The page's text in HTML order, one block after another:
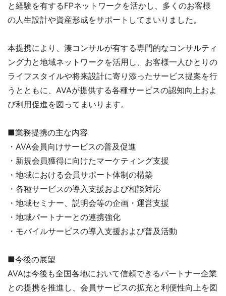
と経験を有するFPネットワークを活かし、多くのお客様
の人生設計や資産形成をサポートしてまいりました。
本提携により、湊コンサルが有する専門的なコンサルティ
ング力と地域ネットワークを活用し、お客様一人ひとりの
ライフスタイルや将来設計に寄り添ったサービス提案を行
うとともに、AVAが提供する各種サービスの認知向上およ
び利用促進を図ってまいります。
■業務提携の主な内容
・AVA会員向けサービスの普及促進
・新規会員獲得に向けたマーケティング支援
・地域における会員サポート体制の構築
・各種サービスの導入支援および相談対応
・地域セミナー、説明会等の企画・運営支援
・地域パートナーとの連携強化
・モバイルサービスの導入支援および普及活動
■今後の展望
AVAは今後も全国各地において信頼できるパートナー企業
との提携を推進し、会員サービスの拡充と利便性向上を図